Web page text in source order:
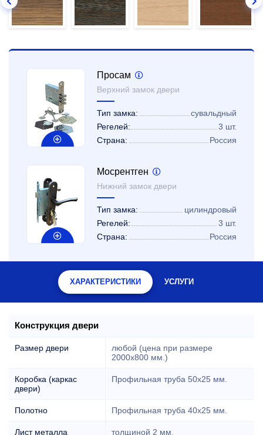
Просам
Верхний замок двери
Тип замка:
сувальдный
Регелей:
3 шт.
Страна:
Россия
Мосрентген
Нижний замок двери
Тип замка:
цилиндровый
Регелей:
3 шт.
Страна:
Россия
ХАРАКТЕРИСТИКИ УСЛУГИ
Конструкция двери
Размер двери
любой (цена при размере
2000x800 мм.)
Коробка (каркас
двери)
Профильная труба 50х25 мм.
Полотно Профильная труба 40х25 мм.
Лист металла толщиной 2 мм.